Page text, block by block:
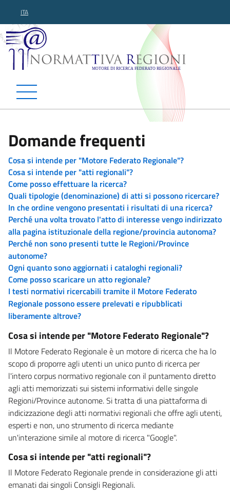
ITA
Normattiva Regioni -
Domande frequenti
Cosa si intende per "Motore Federato Regionale"?
Cosa si intende per "atti regionali"?
Come posso effettuare la ricerca?
Quali tipologie (denominazione) di atti si possono ricercare?
In che ordine vengono presentati i risultati di una ricerca?
Perché una volta trovato l'atto di interesse vengo indirizzato
alla pagina istituzionale della regione/provincia autonoma?
Perché non sono presenti tutte le Regioni/Province
autonome?
Ogni quanto sono aggiornati i cataloghi regionali?
Come posso scaricare un atto regionale?
I testi normativi ricercabili tramite il Motore Federato
Regionale possono essere prelevati e ripubblicati
liberamente altrove?
Cosa si intende per "Motore Federato Regionale"?
Il Motore Federato Regionale è un motore di ricerca che ha lo
scopo di proporre agli utenti un unico punto di ricerca per
l'intero corpus normativo regionale con il puntamento diretto
agli atti memorizzati sui sistemi informativi delle singole
Regioni/Province autonome. Si tratta di una piattaforma di
indicizzazione degli atti normativi regionali che offre agli utenti,
esperti e non, uno strumento di ricerca mediante
un'interazione simile al motore di ricerca "Google".
Cosa si intende per "atti regionali"?
Il Motore Federato Regionale prende in considerazione gli atti
emanati dai singoli Consigli Regionali.